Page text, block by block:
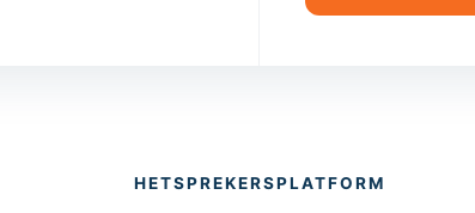
HETSPREKERSPLATFORM